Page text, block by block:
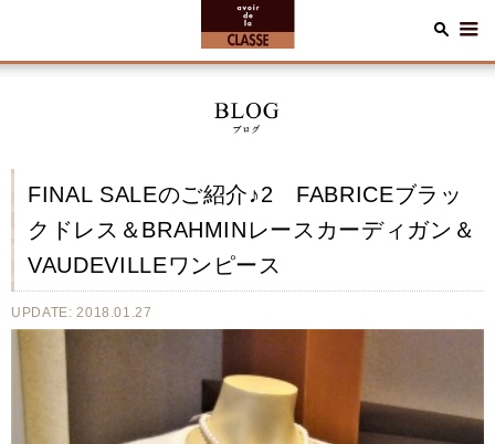
FINAL SALEのご紹介♪2 FABRICEブラッ
クドレス＆BRAHMINレースカーディガン＆
VAUDEVILLEワンピース
UPDATE: 2018.01.27